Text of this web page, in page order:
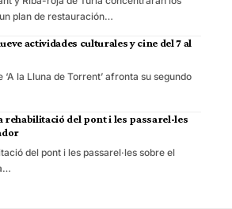
plan de restauración…
actividades culturales y cine del 7 al
la Lluna de Torrent’ afronta su segundo
rehabilitació del pont i les passarel·les
del pont i les passarel·les sobre el